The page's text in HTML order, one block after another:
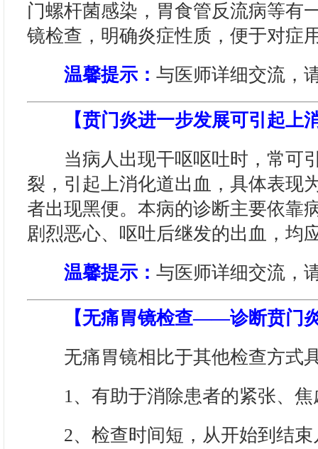
门螺杆菌感染，胃食管反流病等有
镜检查，明确炎症性质，便于对症
温馨提示： 与医师详细交流，
【贲门炎进一步发展可引起上
当病人出现干呕呕吐时，常可
裂，引起上消化道出血，具体表现
者出现黑便。本病的诊断主要依靠
剧烈恶心、呕吐后继发的出血，均
温馨提示： 与医师详细交流，
【无痛胃镜检查——诊断贲门
无痛胃镜相比于其他检查方式
1、有助于消除患者的紧张、焦
2、检查时间短，从开始到结束